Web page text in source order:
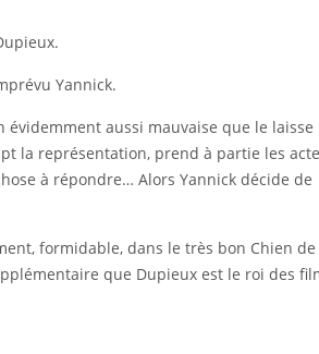
Yannick.
aussi mauvaise que le laisse
la représentation, prend à partie les
à répondre… Alors Yannick décide de
formidable, dans le très bon Chien de
que Dupieux est le roi des